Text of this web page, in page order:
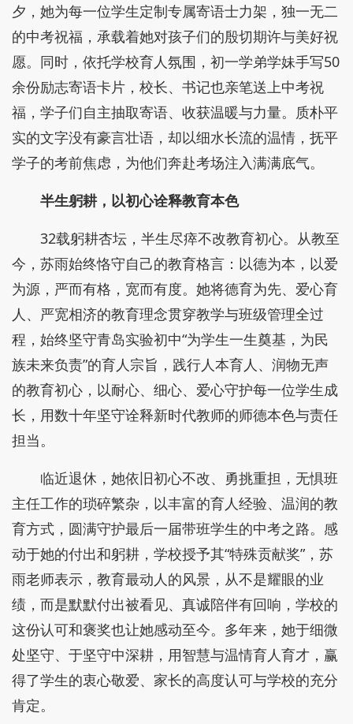
夕，她为每一位学生定制专属寄语士力架，独一无二
的中考祝福，承载着她对孩子们的殷切期许与美好祝
愿。同时，依托学校育人氛围，初一学弟学妹手写50
余份励志寄语卡片，校长、书记也亲笔送上中考祝
福，学子们自主抽取寄语、收获温暖与力量。质朴平
实的文字没有豪言壮语，却以细水长流的温情，抚平
学子的考前焦虑，为他们奔赴考场注入满满底气。
半生躬耕，以初心诠释教育本色
32载躬耕杏坛，半生尽瘁不改教育初心。从教至
今，苏雨始终恪守自己的教育格言：以德为本，以爱
为源，严而有格，宽而有度。她将德育为先、爱心育
人、严宽相济的教育理念贯穿教学与班级管理全过
程，始终坚守青岛实验初中“为学生一生奠基，为民
族未来负责”的育人宗旨，践行人本育人、润物无声
的教育初心，以耐心、细心、爱心守护每一位学生成
长，用数十年坚守诠释新时代教师的师德本色与责任
担当。
临近退休，她依旧初心不改、勇挑重担，无惧班
主任工作的琐碎繁杂，以丰富的育人经验、温润的教
育方式，圆满守护最后一届带班学生的中考之路。感
动于她的付出和躬耕，学校授予其“特殊贡献奖”，苏
雨老师表示，教育最动人的风景，从不是耀眼的业
绩，而是默默付出被看见、真诚陪伴有回响，学校的
这份认可和褒奖也让她感动至今。多年来，她于细微
处坚守、于坚守中深耕，用智慧与温情育人育才，赢
得了学生的衷心敬爱、家长的高度认可与学校的充分
肯定。